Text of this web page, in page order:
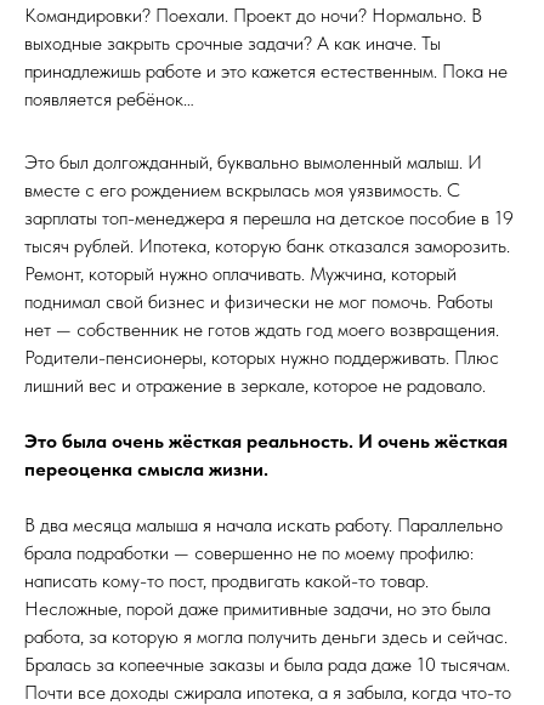
Командировки? Поехали. Проект до ночи? Нормально. В
выходные закрыть срочные задачи? А как иначе. Ты
принадлежишь работе и это кажется естественным. Пока не
появляется ребёнок…
Это был долгожданный, буквально вымоленный малыш. И
вместе с его рождением вскрылась моя уязвимость. С
зарплаты топ-менеджера я перешла на детское пособие в 19
тысяч рублей. Ипотека, которую банк отказался заморозить.
Ремонт, который нужно оплачивать. Мужчина, который
поднимал свой бизнес и физически не мог помочь. Работы
нет — собственник не готов ждать год моего возвращения.
Родители-пенсионеры, которых нужно поддерживать. Плюс
лишний вес и отражение в зеркале, которое не радовало.
Это была очень жёсткая реальность. И очень жёсткая
переоценка смысла жизни.
В два месяца малыша я начала искать работу. Параллельно
брала подработки — совершенно не по моему профилю:
написать кому-то пост, продвигать какой-то товар.
Несложные, порой даже примитивные задачи, но это была
работа, за которую я могла получить деньги здесь и сейчас.
Бралась за копеечные заказы и была рада даже 10 тысячам.
Почти все доходы сжирала ипотека, а я забыла, когда что-то